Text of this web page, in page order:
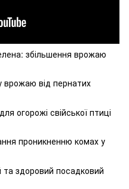
збільшення врожаю
врожаю від пернатих
огорожі свійської птиці
проникненню комах у
здоровий посадковий